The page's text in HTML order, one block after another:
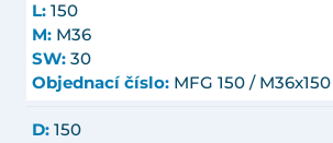
L: 150
M: M36
SW: 30
Objednací číslo: MFG 150 / M36x150
D: 150